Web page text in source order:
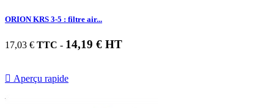
ORION KRS 3-5 : filtre air...
17,03 € TTC - 14,19 € HT
 Aperçu rapide